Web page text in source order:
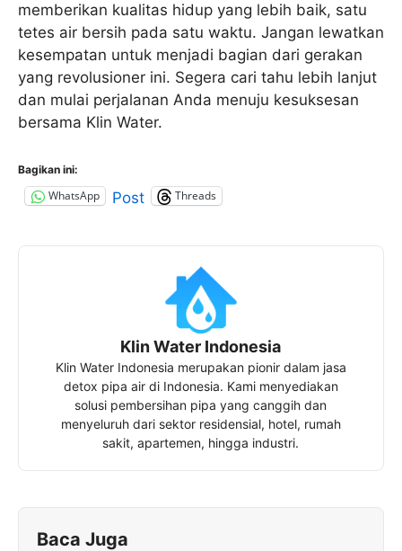
memberikan kualitas hidup yang lebih baik, satu
tetes air bersih pada satu waktu. Jangan lewatkan
kesempatan untuk menjadi bagian dari gerakan
yang revolusioner ini. Segera cari tahu lebih lanjut
dan mulai perjalanan Anda menuju kesuksesan
bersama Klin Water.
Bagikan ini:
WhatsApp Post Threads
Klin Water Indonesia
Klin Water Indonesia merupakan pionir dalam jasa
detox pipa air di Indonesia. Kami menyediakan
solusi pembersihan pipa yang canggih dan
menyeluruh dari sektor residensial, hotel, rumah
sakit, apartemen, hingga industri.
Baca Juga